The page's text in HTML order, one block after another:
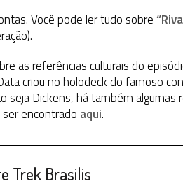
Você pode ler tudo sobre
as referências culturais do
criou no holodeck do famoso
seja Dickens, há também algumas
encontrado aqui.
Trek Brasilis